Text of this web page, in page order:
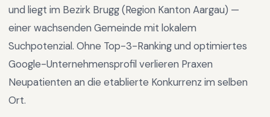
und liegt im Bezirk Brugg(Region Kanton Aargau) —
einer wachsenden Gemeinde mit lokalem
Suchpotenzial. Ohne Top-3-Ranking und optimiertes
Google-Unternehmensprofil verlieren Praxen
Neupatienten an die etablierte Konkurrenz im selben
Ort.